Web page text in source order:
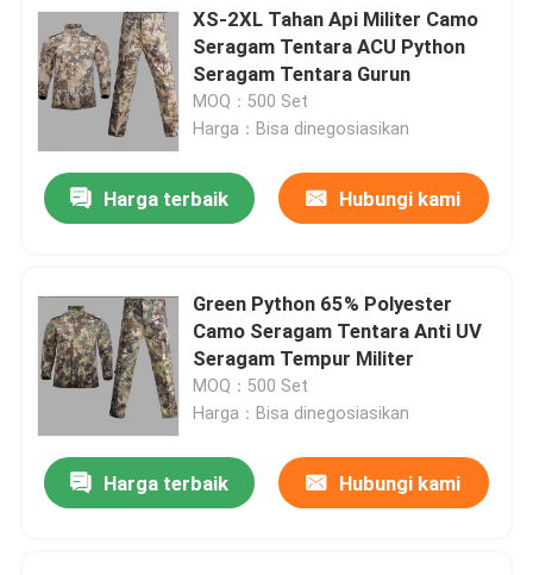
Rumah
XS-2XL Tahan Api Militer Camo
Seragam Tentara ACU Python
Seragam Tentara Gurun
MOQ：500 Set
Harga：Bisa dinegosiasikan
Harga terbaik Hubungi kami
Green Python 65% Polyester
Camo Seragam Tentara Anti UV
Seragam Tempur Militer
MOQ：500 Set
Harga：Bisa dinegosiasikan
Harga terbaik Hubungi kami